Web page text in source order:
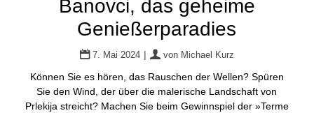
Banovci, das geheime
Genießerparadies
7. Mai 2024 | von Michael Kurz
Können Sie es hören, das Rauschen der Wellen? Spüren
Sie den Wind, der über die malerische Landschaft von
Prlekija streicht? Machen Sie beim Gewinnspiel der »Terme